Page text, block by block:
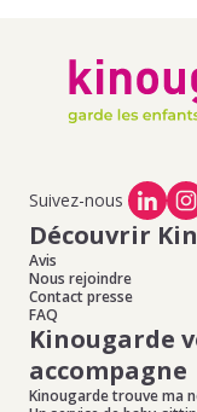
Suivez-nous
Découvrir
Avis
Nous rejoindre
Contact presse
FAQ
Kinougarde
accompagne
Kinougarde trouve ma